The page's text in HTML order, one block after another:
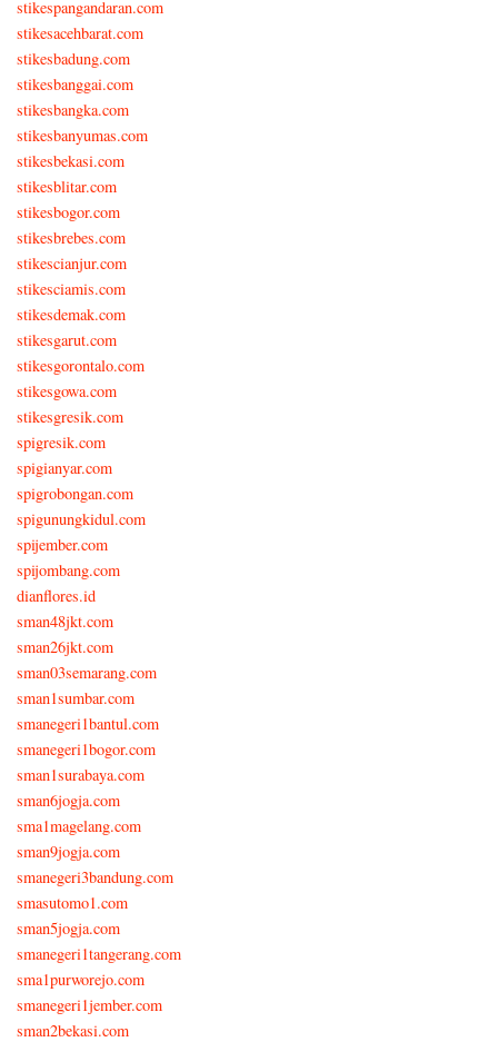
stikespangandaran.com
stikesacehbarat.com
stikesbadung.com
stikesbanggai.com
stikesbangka.com
stikesbanyumas.com
stikesbekasi.com
stikesblitar.com
stikesbogor.com
stikesbrebes.com
stikescianjur.com
stikesciamis.com
stikesdemak.com
stikesgarut.com
stikesgorontalo.com
stikesgowa.com
stikesgresik.com
spigresik.com
spigianyar.com
spigrobongan.com
spigunungkidul.com
spijember.com
spijombang.com
dianflores.id
sman48jkt.com
sman26jkt.com
sman03semarang.com
sman1sumbar.com
smanegeri1bantul.com
smanegeri1bogor.com
sman1surabaya.com
sman6jogja.com
sma1magelang.com
sman9jogja.com
smanegeri3bandung.com
smasutomo1.com
sman5jogja.com
smanegeri1tangerang.com
sma1purworejo.com
smanegeri1jember.com
sman2bekasi.com